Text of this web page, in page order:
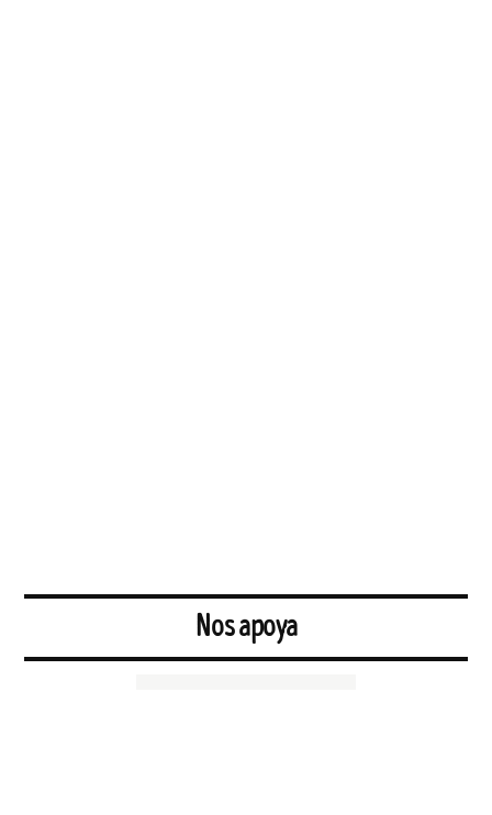
Nos apoya